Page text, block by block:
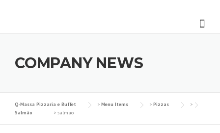
COMPANY NEWS
Q-Massa Pizzaria e Buffet > Menu Items > Pizzas
>
Salmão
> salmao